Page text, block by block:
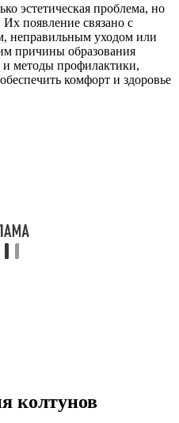
эстетическая проблема, но
Их появление связано с
неправильным уходом или
причины образования
и методы профилактики,
комфорт и здоровье
колтунов